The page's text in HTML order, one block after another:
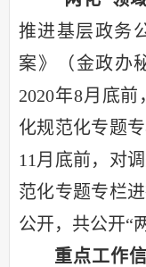
推进基层政务
案》
（金政办
2020年8月底前
化规范化专题
11月底前，对
范化专题专栏
公开，共公开“
重点工作